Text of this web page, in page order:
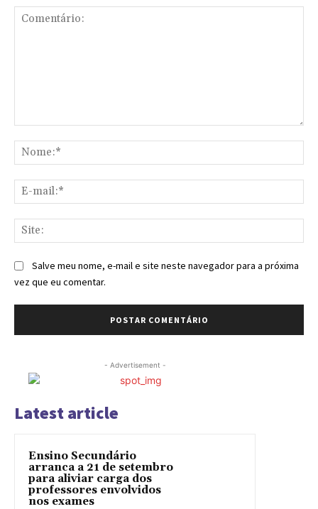
Salve meu nome, e-mail e site neste navegador para a próxima
vez que eu comentar.
- Advertisement -
Latest article
Ensino Secundário
arranca a 21 de setembro
para aliviar carga dos
professores envolvidos
nos exames